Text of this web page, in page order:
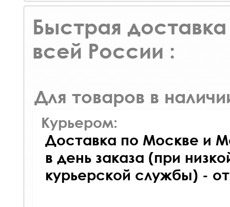
Быстрая доставка
всей России :
Для товаров в
Курьером:
Доставка по Москве и
в день заказа (при
курьерской службы) -